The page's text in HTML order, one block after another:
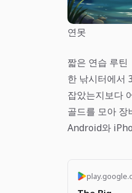
연못
짧은 연습 루틴
한 낚시터에서
잡았는지보다
골드를 모아 장
Android와